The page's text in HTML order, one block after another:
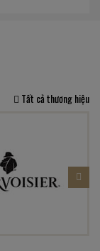
Tất cả thương hiệu